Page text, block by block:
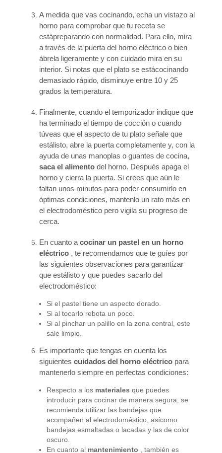
A medida que vas cocinando, echa un vistazo al
horno para comprobar que tu receta se
estápreparando con normalidad. Para ello, mira
a través de la puerta del horno eléctrico o bien
ábrela ligeramente y con cuidado mira en su
interior. Si notas que el plato se estácocinando
demasiado rápido, disminuye entre 10 y 25
grados la temperatura.
Finalmente, cuando el temporizador indique que
ha terminado el tiempo de cocción o cuando
túveas que el aspecto de tu plato señale que
estálisto, abre la puerta completamente y, con la
ayuda de unas manoplas o guantes de cocina,
saca el alimento del horno. Después apaga el
horno y cierra la puerta. Si crees que aún le
faltan unos minutos para poder consumirlo en
óptimas condiciones, mantenlo un rato más en
el electrodoméstico pero vigila su progreso de
cerca.
En cuanto a cocinar un pastel en un horno
eléctrico , te recomendamos que te guíes por
las siguientes observaciones para garantizar
que estálisto y que puedes sacarlo del
electrodoméstico:
Si el pastel tiene un aspecto dorado.
Si al tocarlo rebota un poco.
Si al pinchar un palillo en la zona central, este
sale limpio.
Es importante que tengas en cuenta los
siguientes cuidados del horno eléctrico para
mantenerlo siempre en perfectas condiciones:
Respecto a los materiales que puedes
introducir para cocinar de manera segura, se
recomienda utilizar las bandejas que
acompañen al electrodoméstico, asícomo
bandejas esmaltadas o lacadas y las de color
oscuro.
En cuanto al mantenimiento , también es